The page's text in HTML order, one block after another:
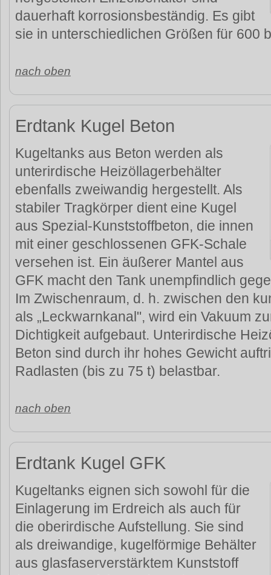
dauerhaft korrosionsbeständig. Es gibt
sie in unterschiedlichen Größen für 600
nach oben
Erdtank Kugel Beton
Kugeltanks aus Beton werden als
unterirdische Heizöllagerbehälter
ebenfalls zweiwandig hergestellt. Als
stabiler Tragkörper dient eine Kugel
aus Spezial-Kunststoffbeton, die innen
mit einer geschlossenen GFK-Schale
versehen ist. Ein äußerer Mantel aus
GFK macht den Tank unempfindlich
Im Zwischenraum, d. h. zwischen den
als „Leckwarnkanal", wird ein Vakuum
Dichtigkeit aufgebaut. Unterirdische
Beton sind durch ihr hohes Gewicht
Radlasten (bis zu 75 t) belastbar.
nach oben
Erdtank Kugel GFK
Kugeltanks eignen sich sowohl für die
Einlagerung im Erdreich als auch für
die oberirdische Aufstellung. Sie sind
als dreiwandige, kugelförmige Behälter
aus glasfaserverstärktem Kunststoff